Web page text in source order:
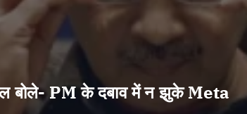
बोले- PM के दबाव में न झुके Meta